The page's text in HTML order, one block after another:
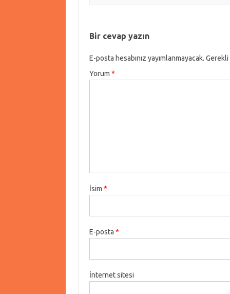
Bir cevap yazın
E-posta hesabınız yayımlanmayacak.
Yorum *
İsim *
E-posta *
İnternet sitesi